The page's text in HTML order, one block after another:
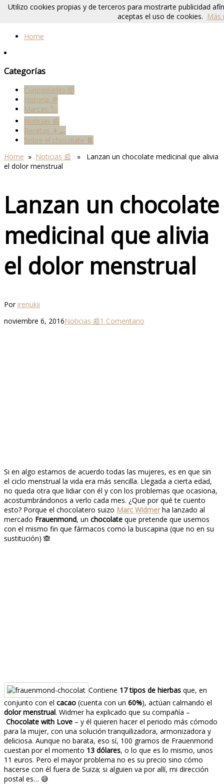
De Chocolate
Home
Categorías
Curiosidades 🤯
Historia 🔎
Marcas 🏷
Noticias 📰
Recetas 👩‍🍳
Sobre el chocolate 🍫
Home » Noticias 📰 » Lanzan un chocolate medicinal que alivia
el dolor menstrual
Lanzan un chocolate
medicinal que alivia
el dolor menstrual
Por irenukii
noviembre 6, 2016Noticias 📰1 Comentario
Si en algo estamos de acuerdo todas las mujeres, es en que sin
el ciclo menstrual la vida era más sencilla. Llegada a cierta edad,
no queda otra que lidiar con él y con los problemas que ocasiona,
acostumbrándonos a verlo cada mes. ¿Que por qué te cuento
esto? Porque el chocolatero suizo Marc Widmerha lanzado al
mercado Frauenmond, un chocolate que pretende que usemos
con el mismo fin que fármacos como la buscapina (que no en su
sustitución) 🙈
Contiene 17 tipos de hierbas que, en
conjunto con el cacao (cuenta con un 60%), actúan calmando el
dolor menstrual. Widmer ha explicado que su compañía –
Chocolate with Love – y él quieren hacer el periodo más cómodo
para la mujer, con una solución tranquilizadora, armonizadora y
deliciosa. Aunque no barata, eso sí, 100 gramos de Frauenmond
cuestan por el momento 13 dólares, o lo que es lo mismo, unos
11 euros. Pero el mayor problema no es su precio sino cómo
hacerse con él fuera de Suiza; si alguien va por allí, mi dirección
postal es… 😅
Utilizo cookies propias y de terceros para mostrarte publicidad
aceptas el uso de cookies. Más